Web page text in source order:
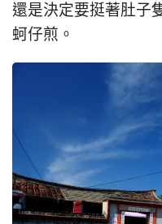
還是決定要挺著肚子
蚵仔煎。